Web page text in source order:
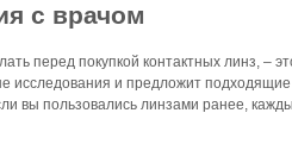
с врачом
перед покупкой контактных линз, –
исследования и предложит
вы пользовались линзами ранее,